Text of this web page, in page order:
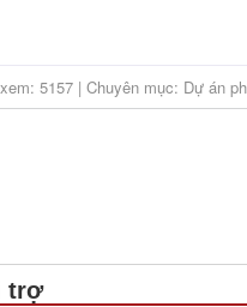
5157 | Chuyên mục: Dự án
trợ